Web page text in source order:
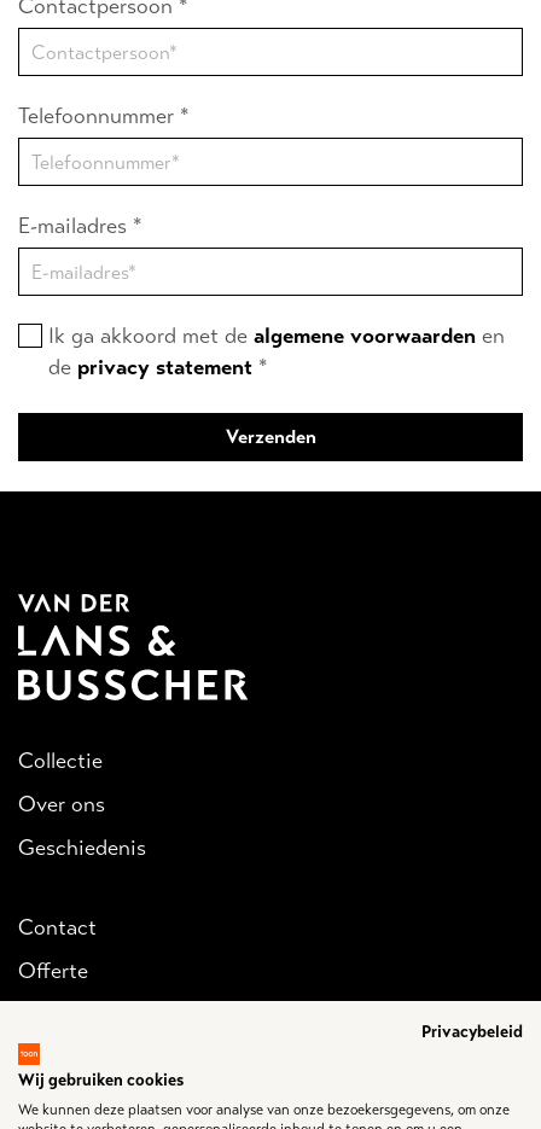
Contactpersoon *
Telefoonnummer *
E-mailadres *
Ik ga akkoord met de algemene voorwaarden en
de privacy statement *
Collectie
Over ons
Geschiedenis
Contact
Offerte
Want er is maaréén laatste rit...
Privacybeleid
Wij gebruiken cookies
We kunnen deze plaatsen voor analyse van onze bezoekersgegevens, om onze